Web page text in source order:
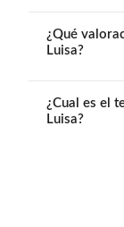
¿Qué
Luisa?
¿Cual es el
Luisa?